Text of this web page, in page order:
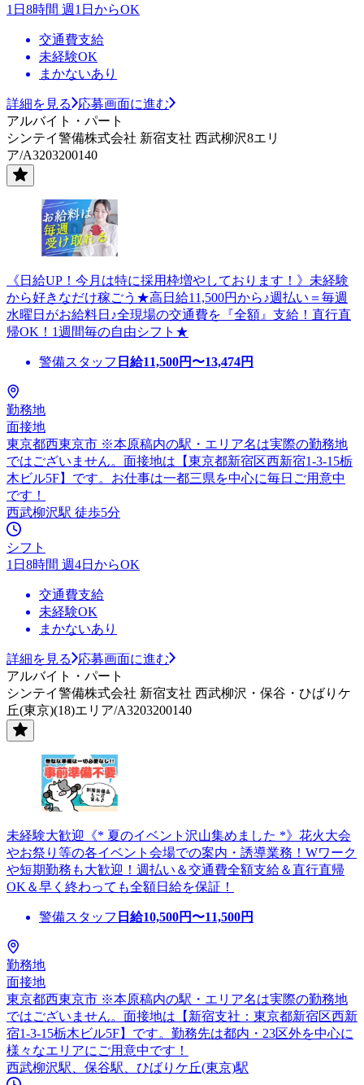
1日8時間 週1日からOK
交通費支給
未経験OK
まかないあり
詳細を見る
応募画面に進む
アルバイト・パート
シンテイ警備株式会社 新宿支社 西武柳沢8エリ
ア/A3203200140
《日給UP！今月は特に採用枠増やしております！》未経験
から好きなだけ稼ごう★高日給11,500円から♪週払い＝毎週
水曜日がお給料日♪全現場の交通費を『全額』支給！直行直
帰OK！1週間毎の自由シフト★
警備スタッフ 日給11,500円〜13,474円
勤務地
面接地
東京都西東京市 ※本原稿内の駅・エリア名は実際の勤務地
ではございません。面接地は【東京都新宿区西新宿1-3-15栃
木ビル5F】です。お仕事は一都三県を中心に毎日ご用意中
です！
西武柳沢駅 徒歩5分
シフト
1日8時間 週4日からOK
交通費支給
未経験OK
まかないあり
詳細を見る
応募画面に進む
アルバイト・パート
シンテイ警備株式会社 新宿支社 西武柳沢・保谷・ひばりケ
丘(東京)(18)エリア/A3203200140
未経験大歓迎《* 夏のイベント沢山集めました *》花火大会
やお祭り等の各イベント会場での案内・誘導業務！Wワーク
や短期勤務も大歓迎！週払い＆交通費全額支給＆直行直帰
OK＆早く終わっても全額日給を保証！
警備スタッフ 日給10,500円〜11,500円
勤務地
面接地
東京都西東京市 ※本原稿内の駅・エリア名は実際の勤務地
ではございません。面接地は【新宿支社：東京都新宿区西新
宿1-3-15栃木ビル5F】です。勤務先は都内・23区外を中心に
様々なエリアにご用意中です！
西武柳沢駅、保谷駅、ひばりケ丘(東京)駅